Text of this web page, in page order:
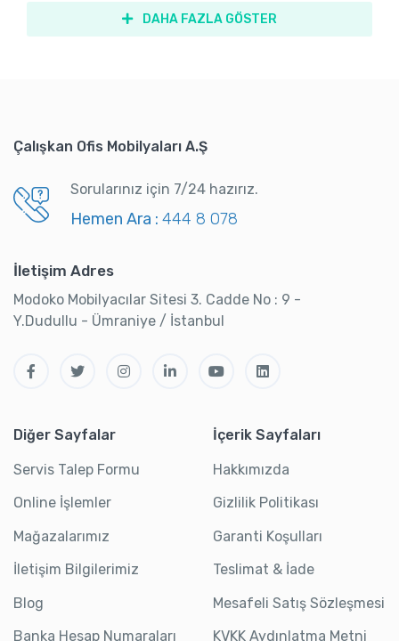
DAHA FAZLA GÖSTER
Çalışkan Ofis Mobilyaları A.Ş
Sorularınız için 7/24 hazırız.
Hemen Ara : 444 8 078
İletişim Adres
Modoko Mobilyacılar Sitesi 3. Cadde No : 9 -
Y.Dudullu - Ümraniye / İstanbul
Diğer Sayfalar
Servis Talep Formu
Online İşlemler
Mağazalarımız
İletişim Bilgilerimiz
Blog
Banka Hesap Numaraları
İçerik Sayfaları
Hakkımızda
Gizlilik Politikası
Garanti Koşulları
Teslimat & İade
Mesafeli Satış Sözleşmesi
KVKK Aydınlatma Metni